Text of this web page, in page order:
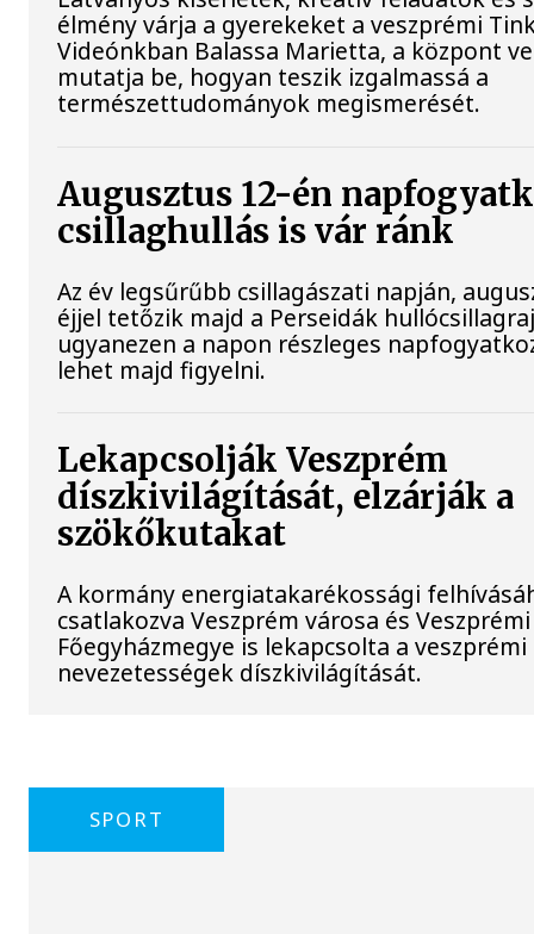
élmény várja a gyerekeket a veszprémi
Videónkban Balassa Marietta, a központ
mutatja be, hogyan teszik izgalmassá a
természettudományok megismerését.
Augusztus 12-én
csillaghullás is vár ránk
Az év legsűrűbb csillagászati napján,
éjjel tetőzik majd a Perseidák
ugyanezen a napon részleges
lehet majd figyelni.
Lekapcsolják Veszprém
díszkivilágítását, elzárják a
szökőkutakat
A kormány energiatakarékossági
csatlakozva Veszprém városa és Veszprémi
Főegyházmegye is lekapcsolta a
nevezetességek díszkivilágítását.
SPORT